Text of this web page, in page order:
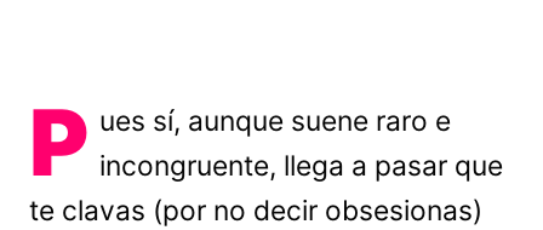
P ues sí, aunque suene raro e
incongruente, llega a pasar que
te clavas (por no decir obsesionas)